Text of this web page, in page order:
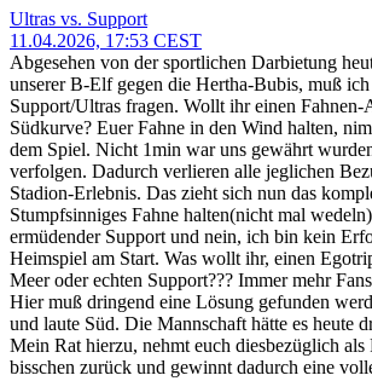
Ultras vs. Support
11.04.2026, 17:53 CEST
Abgesehen von der sportlichen Darbietung
unserer B-Elf gegen die Hertha-Bubis, muß ich
Support/Ultras fragen. Wollt ihr einen Fahnen-
Südkurve? Euer Fahne in den Wind halten,
dem Spiel. Nicht 1min war uns gewährt
verfolgen. Dadurch verlieren alle jeglichen
Stadion-Erlebnis. Das zieht sich nun das
Stumpfsinniges Fahne halten(nicht mal
ermüdender Support und nein, ich bin kein
Heimspiel am Start. Was wollt ihr, einen
Meer oder echten Support??? Immer mehr
Hier muß dringend eine Lösung gefunden
und laute Süd. Die Mannschaft hätte es heute
Mein Rat hierzu, nehmt euch diesbezüglich als
bisschen zurück und gewinnt dadurch eine